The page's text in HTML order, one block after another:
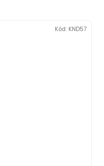
Kód: KND57